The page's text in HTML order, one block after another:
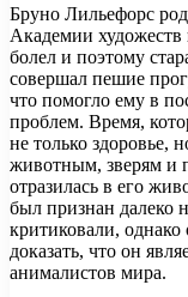
Бруно Лильефорс
Академии художеств
болел и поэтому
совершал пешие
что помогло ему в
проблем. Время,
не только здоровье,
животным, зверям и
отразилась в его
был признан далеко
критиковали, однако
доказать, что он
анималистов мира.